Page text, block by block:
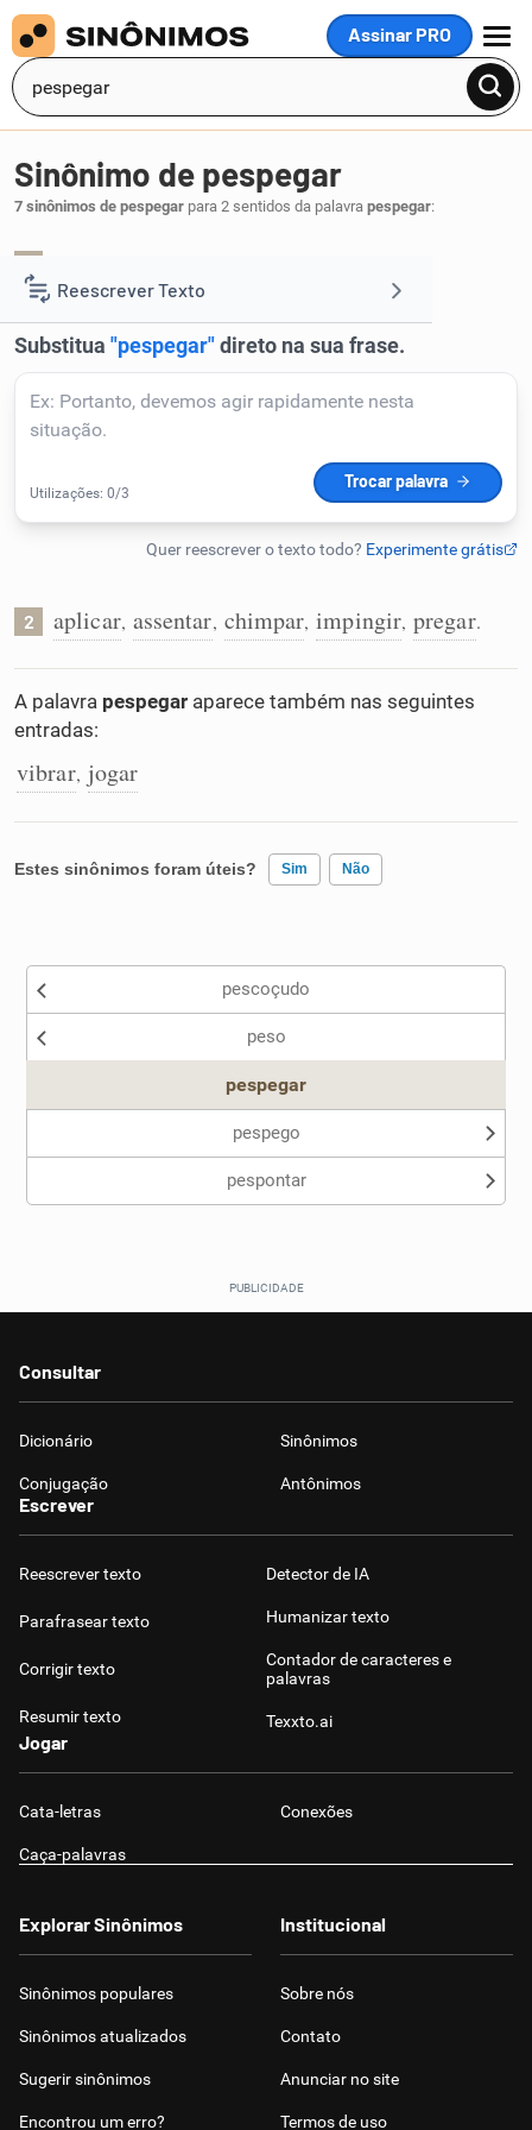
Assinar PRO
MENU
Reescrever Texto
Resumir Texto
Corrigir Texto
Detector de IA
Humanizador de IA
Cata-letras
Caça-palavras
Sinônimo de pespegar
7 sinônimos de pespegar para 2 sentidos da palavra pespegar:
2 aplicar, assentar, chimpar, impingir, pregar.
A palavra pespegar aparece também nas seguintes
entradas:
vibrar, jogar
Estes sinônimos foram úteis? Sim Não
Nenhum dos sinônimos apresentados me ajudou
pescoçudo
peso
pespegar
pespego
pespontar
Consultar
Dicionário Sinônimos
Conjugação Antônimos
Escrever
Reescrever texto
Parafrasear texto
Corrigir texto
Resumir texto
Detector de IA
Humanizar texto
Contador de caracteres e
palavras
Texxto.ai
Jogar
Cata-letras Conexões
Caça-palavras
Explorar Sinônimos
Sinônimos populares
Sinônimos atualizados
Sugerir sinônimos
Encontrou um erro?
Institucional
Sobre nós
Contato
Anunciar no site
Termos de uso